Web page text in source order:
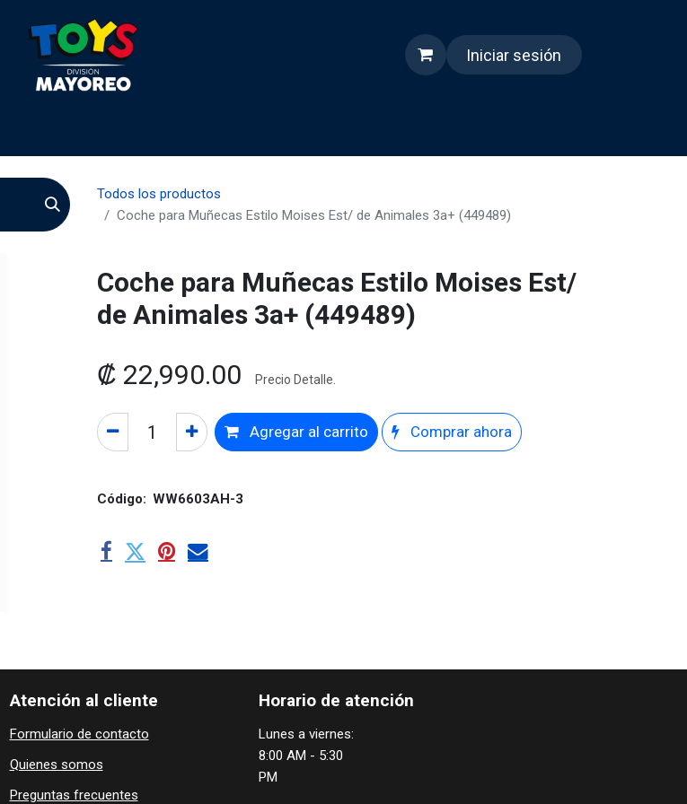
Iniciar sesión
Todos los productos
Coche para Muñecas Estilo Moises Est/ de Animales 3a+ (449489)
Coche para Muñecas Estilo Moises Est/
de Animales 3a+ (449489)
₡ 22,990.00 Precio Detalle.
Agregar al carrito Comprar ahora
Código: WW6603AH-3
Horario de atención
Lunes a viernes:
8:00 AM - 5:30
PM
Atención al cliente
Formulario de contacto
Quienes ​som​​​os
Preguntas frecuentes